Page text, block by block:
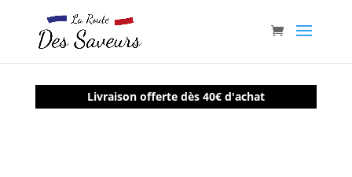
Livraison offerte dès 40€ d'achat